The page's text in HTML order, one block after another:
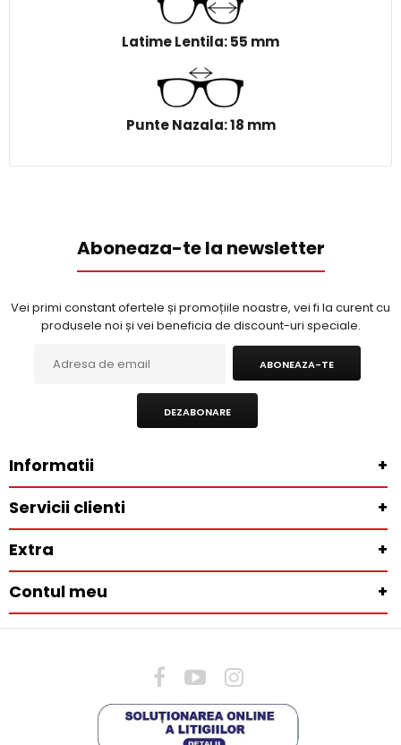
Latime Lentila: 55 mm
Punte Nazala: 18 mm
Aboneaza-te la newsletter
Vei primi constant ofertele și promoțiile noastre, vei fi la curent cu
produsele noi și vei beneficia de discount-uri speciale.
ABONEAZA-TE
DEZABONARE
Informatii
+
Servicii clienti
+
Extra
+
Contul meu
+